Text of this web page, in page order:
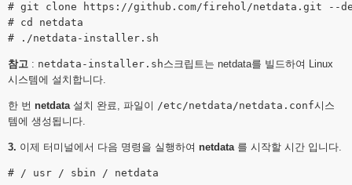
# git clone https://github.com/firehol/netdata.git --
# cd netdata
# ./netdata-installer.sh
참고 : netdata-installer.sh스크립트는 netdata를 빌드하여 Linux
시스템에 설치합니다.
한 번 netdata설치 완료, 파일이 /etc/netdata/netdata.conf시스
템에 생성됩니다.
3. 이제 터미널에서 다음 명령을 실행하여 netdata를 시작할 시간 입니다.